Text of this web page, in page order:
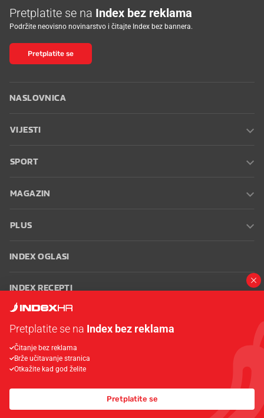
Pretplatite se na Index bez reklama
Podržite neovisno novinarstvo i čitajte Index bez bannera.
Pretplatite se
NASLOVNICA
VIJESTI
SPORT
MAGAZIN
PLUS
INDEX OGLASI
INDEX RECEPTI
Oglašavanje Zaposli se na Indexu
korištenja
Postavke kolačića
© 2026 Index
Pretplatite se na Index bez reklama
Čitanje bez reklama
Brže učitavanje stranica
Otkažite kad god želite
Pretplatite se